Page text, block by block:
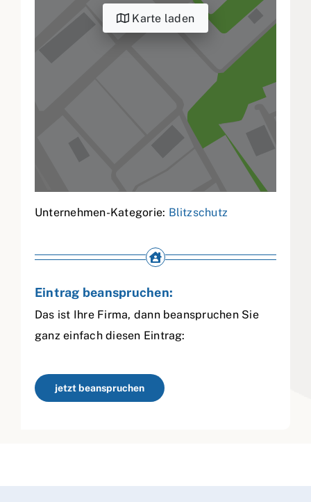
Karte laden
Unternehmen-Kategorie: Blitzschutz
Eintrag beanspruchen:
Das ist Ihre Firma, dann beanspruchen Sie
ganz einfach diesen Eintrag:
jetzt beanspruchen